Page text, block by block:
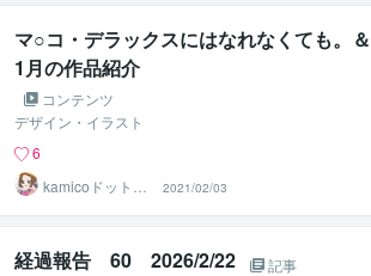
マ○コ・デラックスにはなれなくても。＆
1月の作品紹介
コンテンツ
デザイン・イラスト
6
kamicoドットコ
ム＠webデザイ
ナー
2021/02/03
経過報告 60 2026/2/22
記事